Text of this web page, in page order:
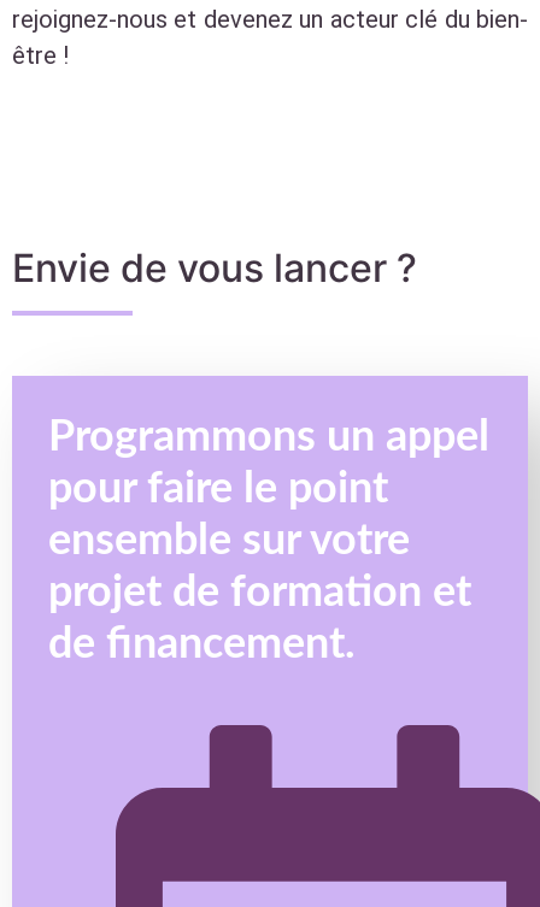
rejoignez-nous et devenez un acteur clé du bien-
être !
Envie de vous lancer ?
Programmons un appel
pour faire le point
ensemble sur votre
projet de formation et
de financement.